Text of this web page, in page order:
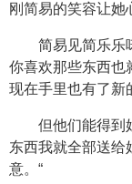
刚简易的笑容让她
简易见简乐乐
你喜欢那些东西也
现在手里也有了新
但他们能得到
东西我就全部送给
意。“